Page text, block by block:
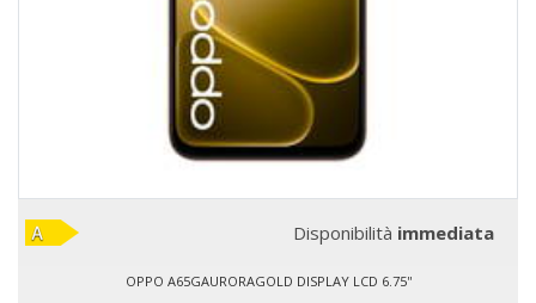
Disponibilità immediata
OPPO A65GAURORAGOLD DISPLAY LCD 6.75''